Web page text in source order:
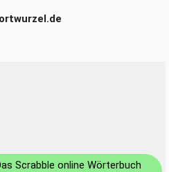
Scrabble online Wörterbuch